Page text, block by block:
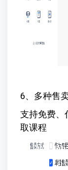
6、多种售
支持免费、
取课程